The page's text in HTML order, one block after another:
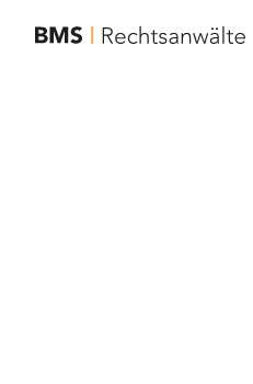
zur Startseite von BMS